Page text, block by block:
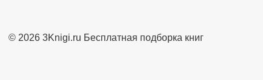
© 2026 3Knigi.ru Бесплатная подборка книг